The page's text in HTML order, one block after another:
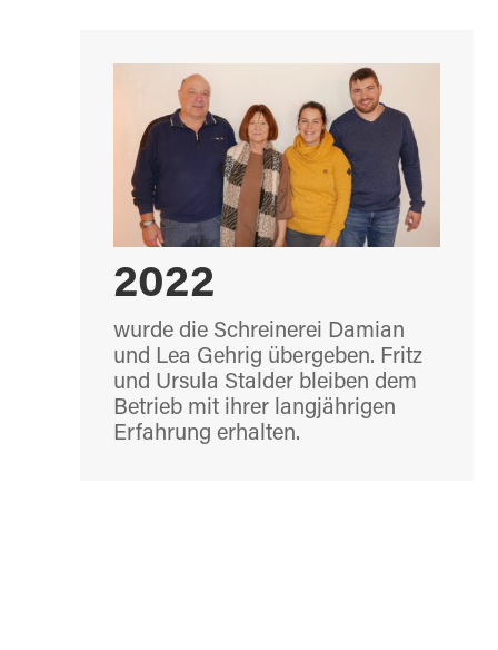
2022
wurde die Schreinerei Damian
und Lea Gehrig übergeben. Fritz
und Ursula Stalder bleiben dem
Betrieb mit ihrer langjährigen
Erfahrung erhalten.